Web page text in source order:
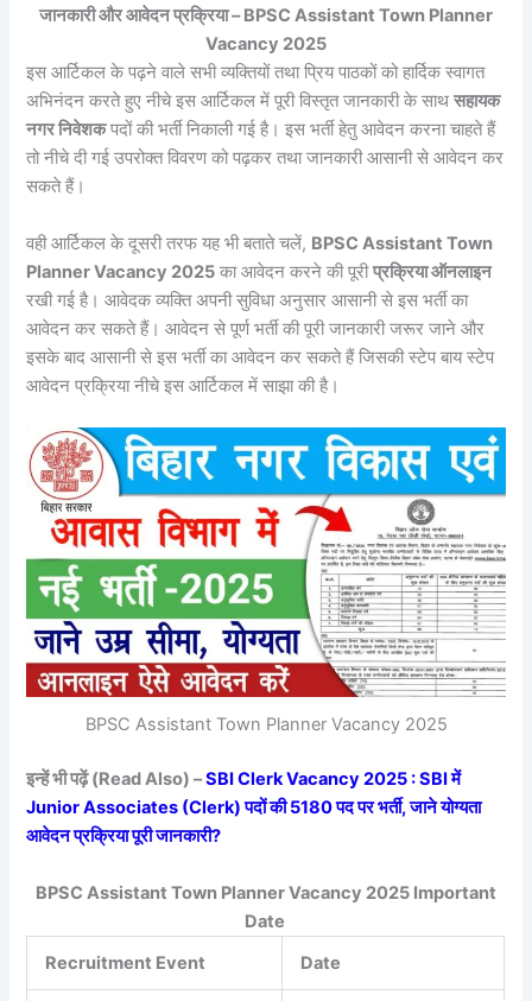
जानकारी और आवेदन प्रक्रिया – BPSC Assistant Town Planner
Vacancy 2025
इस आर्टिकल के पढ़ने वाले सभी व्यक्तियों तथा प्रिय पाठकों को हार्दिक स्वागत
अभिनंदन करते हुए नीचे इस आर्टिकल में पूरी विस्तृत जानकारी के साथसहायक
नगर निवेशकपदों की भर्ती निकाली गई है। इस भर्ती हेतु आवेदन करना चाहते हैं
तो नीचे दी गई उपरोक्त विवरण को पढ़कर तथा जानकारी आसानी से आवेदन कर
सकते हैं।
वही आर्टिकल के दूसरी तरफ यह भी बताते चलें, BPSC Assistant Town
Planner Vacancy 2025 का आवेदन करने की पूरीप्रक्रिया ऑनलाइन
रखी गई है। आवेदक व्यक्ति अपनी सुविधा अनुसार आसानी से इस भर्ती का
आवेदन कर सकते हैं। आवेदन से पूर्ण भर्ती की पूरी जानकारी जरूर जाने और
इसके बाद आसानी से इस भर्ती का आवेदन कर सकते हैं जिसकी स्टेप बाय स्टेप
आवेदन प्रक्रिया नीचे इस आर्टिकल में साझा की है।
BPSC Assistant Town Planner Vacancy 2025
इन्हें भी पढ़ें (Read Also) –SBI Clerk Vacancy 2025 : SBI में
Junior Associates (Clerk) पदों की 5180 पद पर भर्ती, जाने योग्यता
आवेदन प्रक्रिया पूरी जानकारी?
BPSC Assistant Town Planner Vacancy 2025 Important
Date
Recruitment Event
Date